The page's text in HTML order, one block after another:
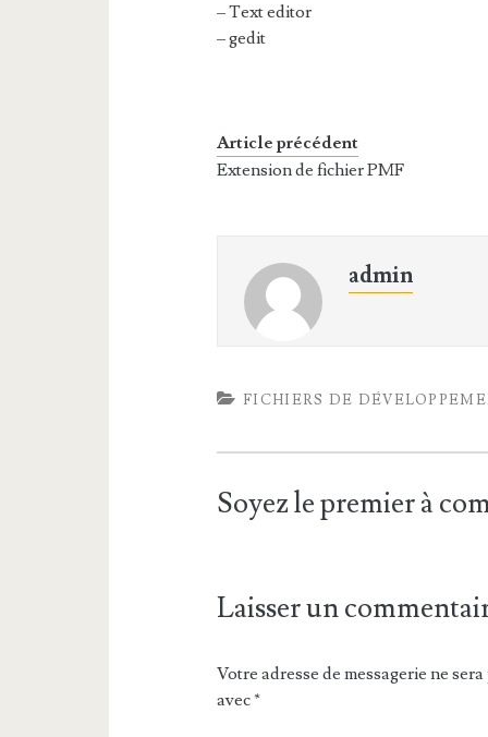
– Text editor
– gedit
Article précédent
Extension de fichier PMF
admin
FICHIERS DE
Soyez le premier à
Laisser un
Votre adresse de messagerie ne
avec*